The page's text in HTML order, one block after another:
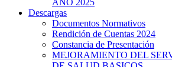
Descargas
Documentos Normativos
Rendición de Cuentas 2024
Constancia de Presentación
MEJORAMIENTO DEL